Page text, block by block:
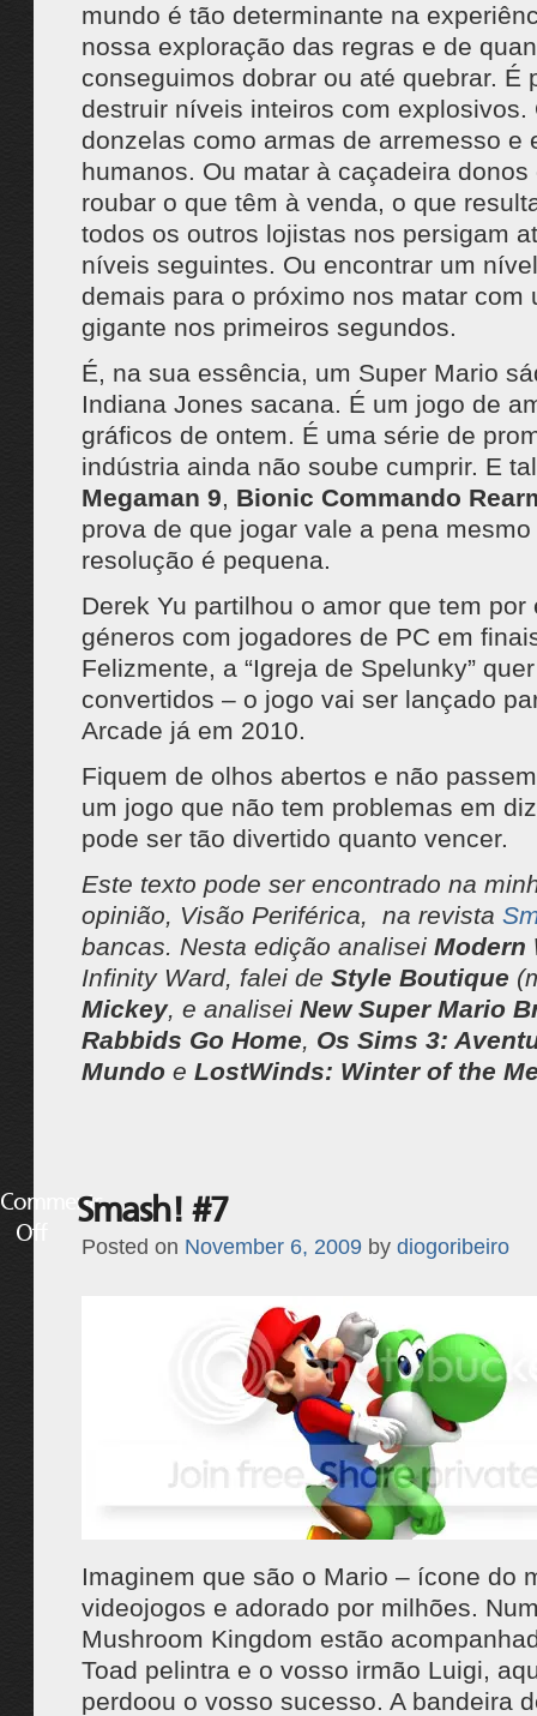
mundo é tão determinante na
nossa exploração das regras e de
conseguimos dobrar ou até quebrar. É
destruir níveis inteiros com explosivos.
donzelas como armas de arremesso e
humanos. Ou matar à caçadeira donos
roubar o que têm à venda, o que
todos os outros lojistas nos persigam
níveis seguintes. Ou encontrar um
demais para o próximo nos matar com
gigante nos primeiros segundos.
É, na sua essência, um Super Mario
Indiana Jones sacana. É um jogo de
gráficos de ontem. É uma série de
indústria ainda não soube cumprir. E
Megaman 9, Bionic Commando
prova de que jogar vale a pena
resolução é pequena.
Derek Yu partilhou o amor que tem por
géneros com jogadores de PC em
Felizmente, a “Igreja de Spelunky”
convertidos – o jogo vai ser lançado
Arcade já em 2010.
Fiquem de olhos abertos e não
um jogo que não tem problemas em
pode ser tão divertido quanto vencer.
Este texto pode ser encontrado na
opinião, Visão Periférica, na revista
bancas. Nesta edição analisei Modern
Infinity Ward, falei de Style Boutique
Mickey, e analisei New Super Mario
Rabbids Go Home, Os Sims 3:
Mundo e LostWinds: Winter of the
Comments
Off
Smash! #7
Posted on November 6, 2009 by diogoribeiro
Imaginem que são o Mario – ícone do
videojogos e adorado por milhões.
Mushroom Kingdom estão
Toad pelintra e o vosso irmão Luigi,
perdoou o vosso sucesso. A bandeira